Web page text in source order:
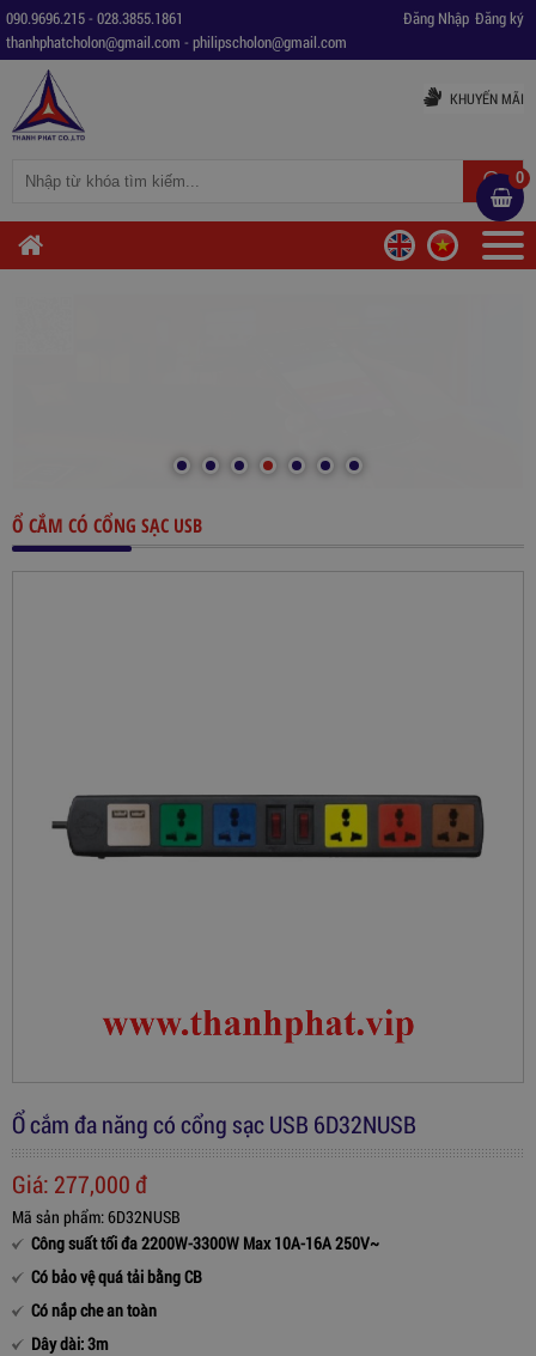
090.9696.215- 028.3855.1861
thanhphatcholon@gmail.com - philipscholon@gmail.com
Đăng ký
Đăng Nhập
KHUYẾN MÃI
0
Ổ CẮM CÓ CỔNG SẠC USB
Ổ cắm đa năng có cổng sạc USB 6D32NUSB
Giá: 277,000 đ
Mã sản phẩm: 6D32NUSB
Công suất tối đa 2200W-3300W Max 10A-16A 250V~
Có bảo vệ quá tải bằng CB
Có nắp che an toàn
Dây dài: 3m